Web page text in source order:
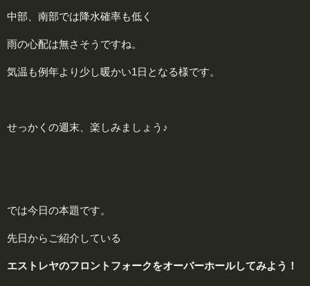
中部、南部では降水確率も低く
雨の心配は無さそうですね。
気温も例年より少し暖かい1日となる様です。
せっかくの週末、楽しみましょう♪
では今日の本題です。
先日からご紹介している
エストレヤのフロントフォークをオーバーホールしてみよう！